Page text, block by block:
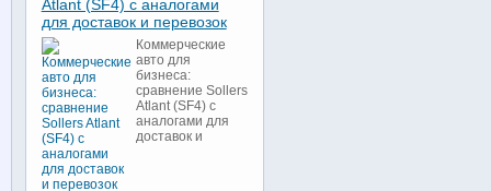
Atlant (SF4) с аналогами
для доставок и перевозок
Коммерческие
авто для
бизнеса:
сравнение Sollers
Atlant (SF4) с
аналогами для
доставок и